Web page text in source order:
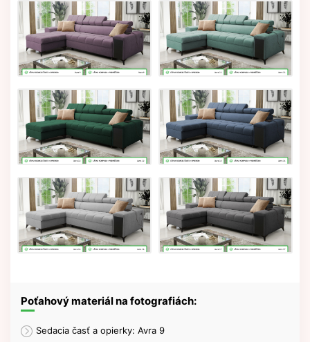
Poťahový materiál na fotografiách:
Sedacia časť a opierky: Avra 9